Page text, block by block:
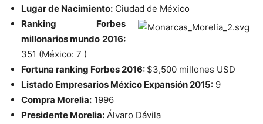
Lugar de Nacimiento: Ciudad de México
Ranking Forbes
millonarios mundo 2016:
351 (México: 7 )
Fortuna ranking Forbes 2016: $3,500 millones USD
Listado Empresarios México Expansión 2015: 9
Compra Morelia: 1996
Presidente Morelia: Álvaro Dávila